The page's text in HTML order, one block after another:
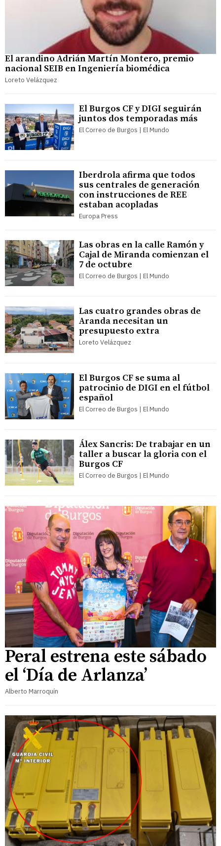
El arandino Adrián Martín Montero, premio
nacional SEIB en Ingeniería biomédica
Loreto Velázquez
El Burgos CF y DIGI seguirán
juntos dos temporadas más
El Correo de Burgos | El Mundo
Iberdrola afirma que todos
sus centrales de generación
con instrucciones de REE
estaban acopladas
Europa Press
Las obras en la calle Ramón y
Cajal de Miranda comienzan el
7 de octubre
El Correo de Burgos | El Mundo
Las cuatro grandes obras de
Aranda necesitan un
presupuesto extra
Loreto Velázquez
El Burgos CF se suma al
patrocinio de DIGI en el fútbol
español
El Correo de Burgos | El Mundo
Álex Sancris: De trabajar en un
taller a buscar la gloria con el
Burgos CF
El Correo de Burgos | El Mundo
Peral estrena este sábado
el ‘Día de Arlanza’
Alberto Marroquín